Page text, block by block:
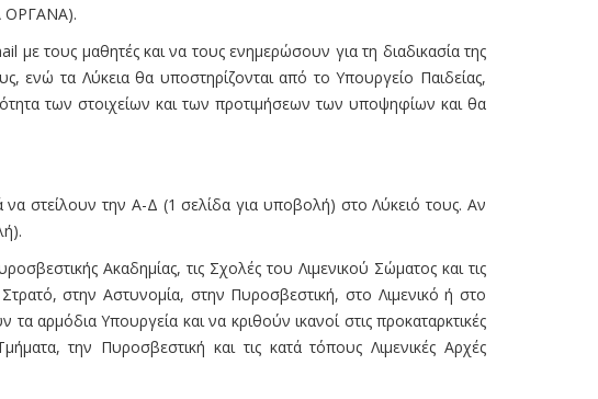
ΟΡΓΑΝΑ).
τους μαθητές και να τους ενημερώσουν για τη διαδικασία της
ενώ τα Λύκεια θα υποστηρίζονται από το Υπουργείο Παιδείας,
των στοιχείων και των προτιμήσεων των υποψηφίων και θα
στείλουν την Α-Δ (1 σελίδα για υποβολή) στο Λύκειό τους. Αν
Ακαδημίας, τις Σχολές του Λιμενικού Σώματος και τις
στην Αστυνομία, στην Πυροσβεστική, στο Λιμενικό ή στο
αρμόδια Υπουργεία και να κριθούν ικανοί στις προκαταρκτικές
την Πυροσβεστική και τις κατά τόπους Λιμενικές Αρχές